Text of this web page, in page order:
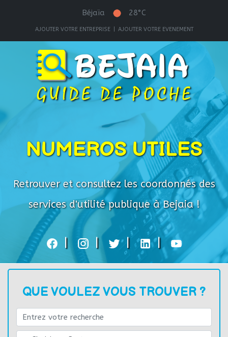
Béjaïa 28°C
AJOUTER VOTRE ENTREPRISE| AJOUTER VOTRE EVENEMENT
NUMEROS UTILES
Retrouver et consultez les coordonnés des
services d'utilité publique à Bejaia !
| | | |
QUE VOULEZ VOUS TROUVER ?